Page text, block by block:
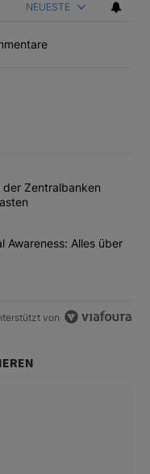
NEUESTE
kommentierten
tiefe Nachfrage der
Zentralbanken
Calls bei Situational
Awareness: Alles über
von